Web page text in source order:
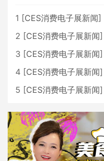
1 [CES消费电子展新闻]
2 [CES消费电子展新闻]
3 [CES消费电子展新闻]
4 [CES消费电子展新闻]
5 [CES消费电子展新闻]